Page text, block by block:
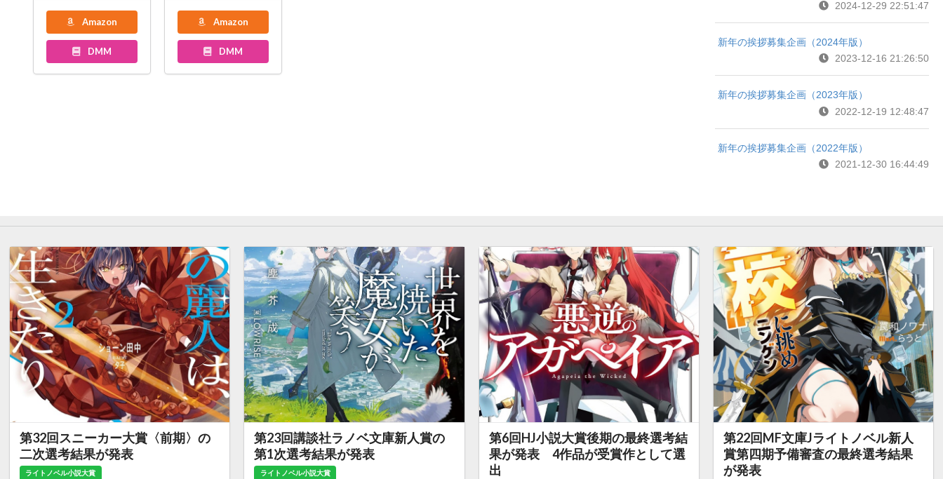
Amazon
DMM
Amazon
DMM
2024-12-29 22:51:47
新年の挨拶募集企画（2024年版）
2023-12-16 21:26:50
新年の挨拶募集企画（2023年版）
2022-12-19 12:48:47
新年の挨拶募集企画（2022年版）
2021-12-30 16:44:49
第32回スニーカー大賞〈前期〉の
二次選考結果が発表
ライトノベル小説大賞
第23回講談社ラノベ文庫新人賞の
第1次選考結果が発表
ライトノベル小説大賞
第6回HJ小説大賞後期の最終選考結
果が発表 4作品が受賞作として選
出
第22回MF文庫Jライトノベル新人
賞第四期予備審査の最終選考結果
が発表